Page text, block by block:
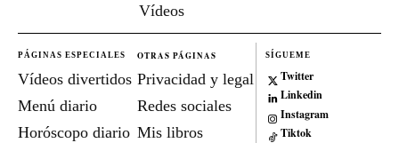
Vídeos
PÁGINAS ESPECIALES
Vídeos divertidos
Menú diario
Horóscopo diario
OTRAS PÁGINAS
Privacidad y legal
Redes sociales
Mis libros
SÍGUEME
Twitter
Linkedin
Instagram
Tiktok